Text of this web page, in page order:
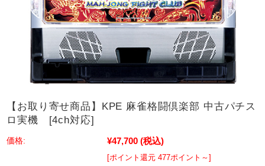
【お取り寄せ商品】KPE 麻雀格闘倶楽部 中古パチス
ロ実機 [4ch対応]
価格: ¥47,700 (税込)
[ポイント還元 477ポイント～]